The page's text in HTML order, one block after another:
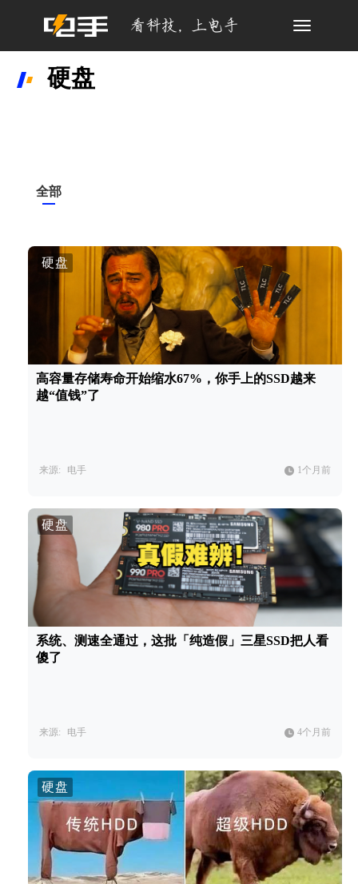
Toggle
硬盘
全部
硬盘
高容量存储寿命开始缩水67%，你手上的SSD越来
越“值钱”了
来源: 电手 1个月前
硬盘
系统、测速全通过，这批「纯造假」三星SSD把人看
傻了
来源: 电手 4个月前
硬盘